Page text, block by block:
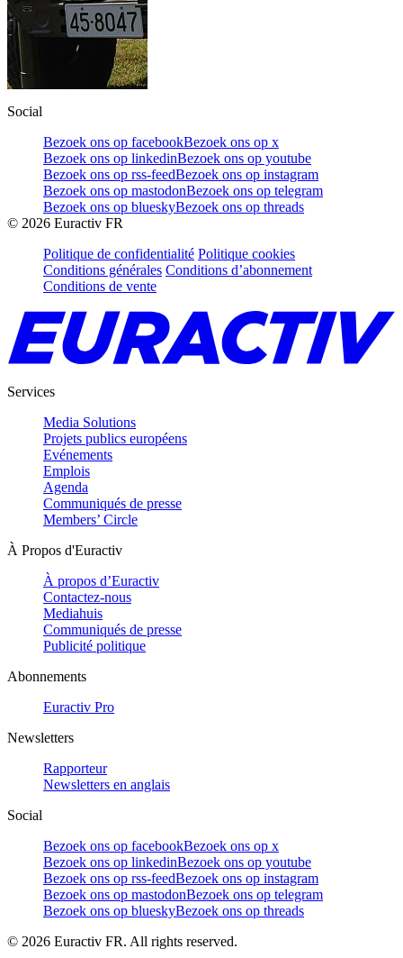
Social
Bezoek ons op facebookBezoek ons op x
Bezoek ons op linkedinBezoek ons op youtube
Bezoek ons op rss-feedBezoek ons op instagram
Bezoek ons op mastodonBezoek ons op telegram
Bezoek ons op blueskyBezoek ons op threads
© 2026 Euractiv FR
Politique de confidentialité Politique cookies
Conditions générales Conditions d’abonnement
Conditions de vente
Services
Media Solutions
Projets publics européens
Evénements
Emplois
Agenda
Communiqués de presse
Members’ Circle
À Propos d'Euractiv
À propos d’Euractiv
Contactez-nous
Mediahuis
Communiqués de presse
Publicité politique
Abonnements
Euractiv Pro
Newsletters
Rapporteur
Newsletters en anglais
Social
Bezoek ons op facebookBezoek ons op x
Bezoek ons op linkedinBezoek ons op youtube
Bezoek ons op rss-feedBezoek ons op instagram
Bezoek ons op mastodonBezoek ons op telegram
Bezoek ons op blueskyBezoek ons op threads
© 2026 Euractiv FR. All rights reserved.